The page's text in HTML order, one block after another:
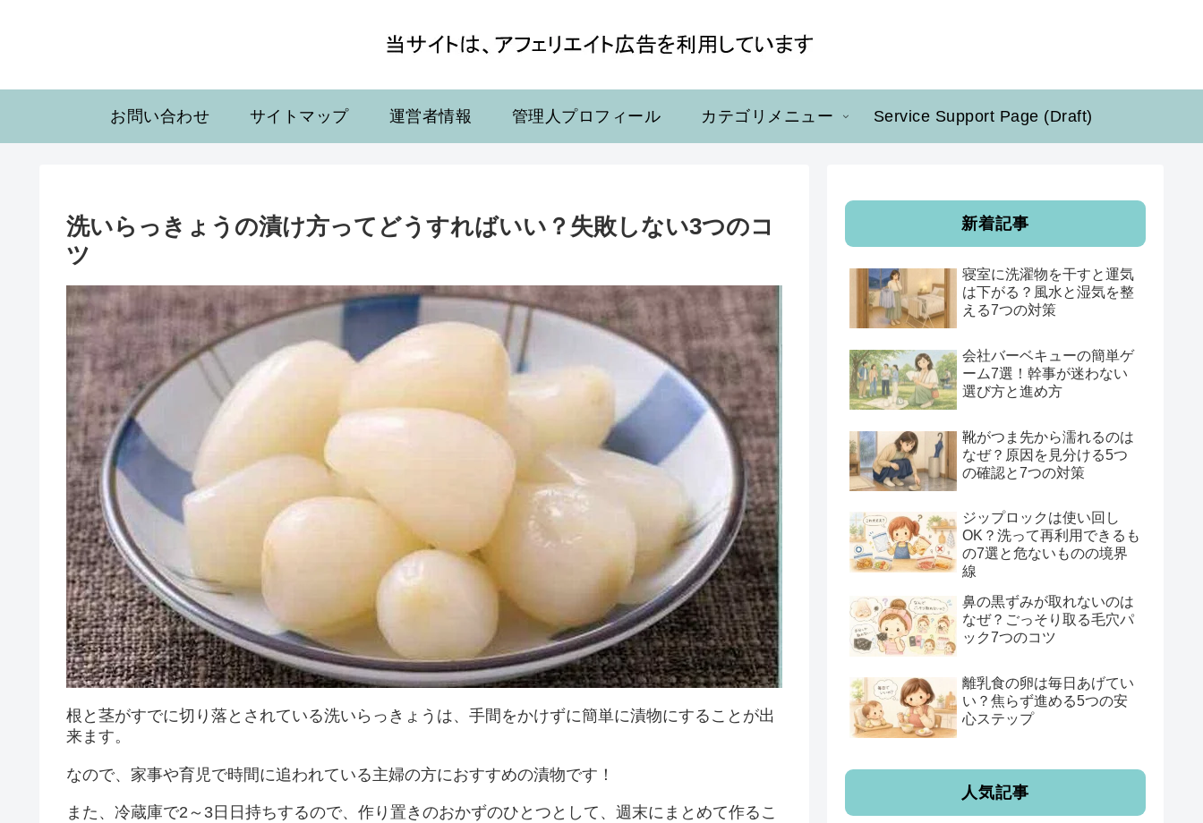
お問い合わせ サイトマップ 運営者情報 管理人プロフィール カテゴリメニュー Service Support Page (Draft)
洗いらっきょうの漬け方ってどうすればいい？失敗しない3つのコ
ツ
根と茎がすでに切り落とされている洗いらっきょうは、手間をかけずに簡単に漬物にすることが出
来ます。
なので、家事や育児で時間に追われている主婦の方におすすめの漬物です！
また、冷蔵庫で2～3日日持ちするので、作り置きのおかずのひとつとして、週末にまとめて作るこ
新着記事
寝室に洗濯物を干すと運気
は下がる？風水と湿気を整
える7つの対策
会社バーベキューの簡単ゲ
ーム7選！幹事が迷わない
選び方と進め方
靴がつま先から濡れるのは
なぜ？原因を見分ける5つ
の確認と7つの対策
ジップロックは使い回し
OK？洗って再利用できるも
の7選と危ないものの境界
線
鼻の黒ずみが取れないのは
なぜ？ごっそり取る毛穴パ
ック7つのコツ
離乳食の卵は毎日あげてい
い？焦らず進める5つの安
心ステップ
人気記事